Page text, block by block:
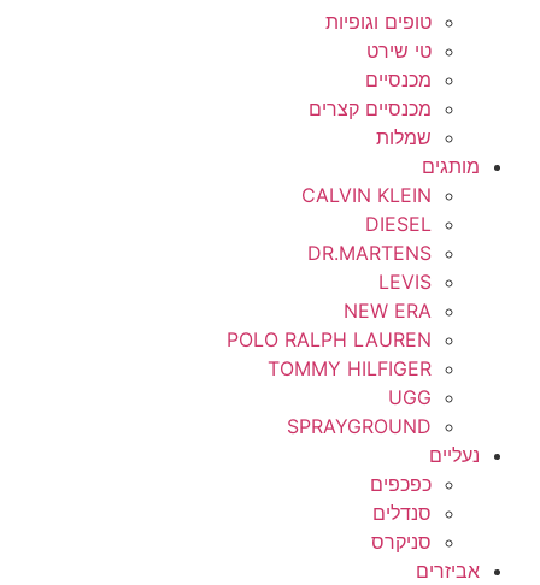
טופים וגופיות
טי שירט
מכנסיים
מכנסיים קצרים
שמלות
מותגים
CALVIN KLEIN
DIESEL
DR.MARTENS
LEVIS
NEW ERA
POLO RALPH LAUREN
TOMMY HILFIGER
UGG
SPRAYGROUND
נעליים
כפכפים
סנדלים
סניקרס
אביזרים